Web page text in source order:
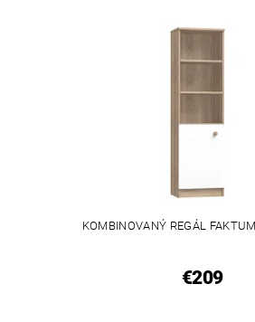
KOMBINOVANÝ REGÁL
€209